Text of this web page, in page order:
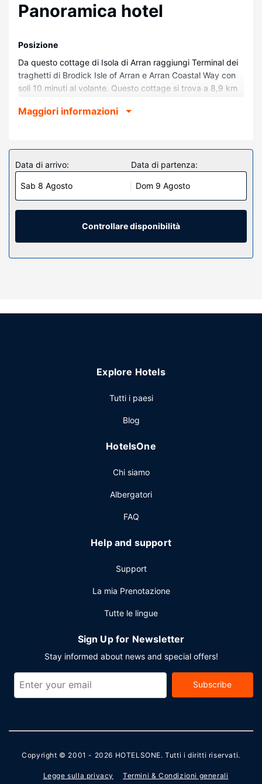
Panoramica hotel
Posizione
Da questo cottage di Isola di Arran raggiungi Terminal dei
traghetti di Brodick Isle of Arran e Arran Coastal Way con
soli 10 minuti al volante. Questo cottage si trova a 8,9 km
Aromatics.
Questo cottage con stile personalizzato vanta una cucina
e molto altro ancora. In camera potrai usufruire di il Wi-Fi
gratuito. A tua disposizione avrai anche un frigorifero e un
bollitore elettrico.
Avrai a disposizione un giardino da dove ammirare il
Maggiori informazioni
Data di arrivo:
Sab 8 Agosto
Data di partenza:
Dom 9 Agosto
Controllare disponibilità
Explore Hotels
Tutti i paesi
Blog
HotelsOne
Chi siamo
Albergatori
FAQ
Help and support
Support
La mia Prenotazione
Tutte le lingue
Sign Up for Newsletter
Stay informed about news and special offers!
Subscribe
Copyright © 2001 - 2026 HOTELSONE. Tutti i diritti riservati.
Legge sulla privacy Termini & Condizioni generali